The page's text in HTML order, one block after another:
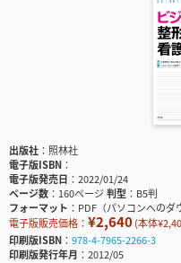
出版社
照林社
電子版ISBN
電子版発売日
2022/01/24
ページ数
160ページ判型
B5判
フォーマット
PDF（パソコンへのダ
電子版販売価格： ¥2,640(本体
印刷版ISBN
978-4-7965-2266-3
印刷版発行年月
2012/05